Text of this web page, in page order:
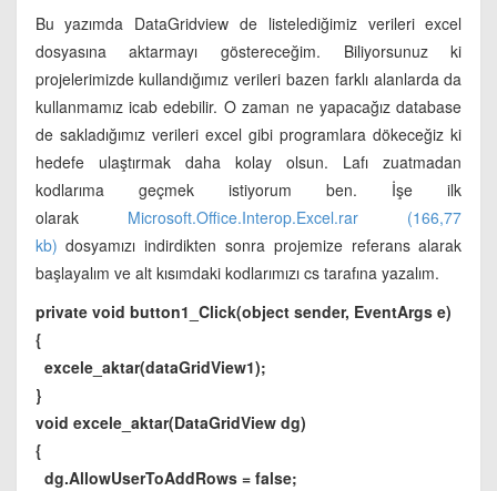
Bu yazımda DataGridview de listelediğimiz verileri excel
dosyasına aktarmayı göstereceğim. Biliyorsunuz ki
projelerimizde kullandığımız verileri bazen farklı alanlarda da
kullanmamız icab edebilir. O zaman ne yapacağız database
de sakladığımız verileri excel gibi programlara dökeceğiz ki
hedefe ulaştırmak daha kolay olsun. Lafı zuatmadan
kodlarıma geçmek istiyorum ben. İşe ilk
olarak Microsoft.Office.Interop.Excel.rar (166,77
kb) dosyamızı indirdikten sonra projemize referans alarak
başlayalım ve alt kısımdaki kodlarımızı cs tarafına yazalım.
private void button1_Click(object sender, EventArgs e)
{
excele_aktar(dataGridView1);
}
void excele_aktar(DataGridView dg)
{
dg.AllowUserToAddRows = false;